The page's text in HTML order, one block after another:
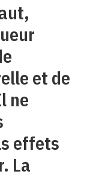
et de
ne
effets
La